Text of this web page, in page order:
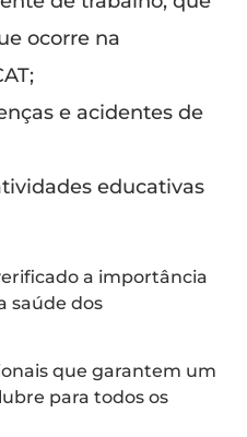
ocorre na
e acidentes de
educativas
a importância
saúde dos
que garantem um
para todos os